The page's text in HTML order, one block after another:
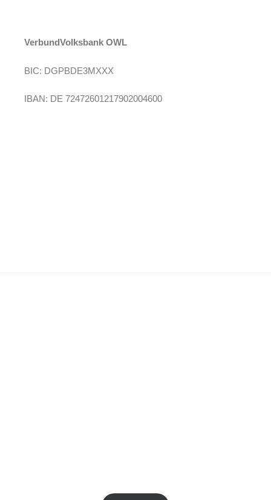
VerbundVolksbank OWL
BIC: DGPBDE3MXXX
IBAN: DE 72472601217902004600